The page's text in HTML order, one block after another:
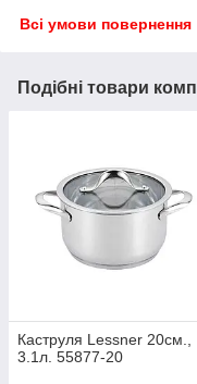
Всі умови повернення
Подібні товари
Каструля Lessner 20см.,
3.1л. 55877-20